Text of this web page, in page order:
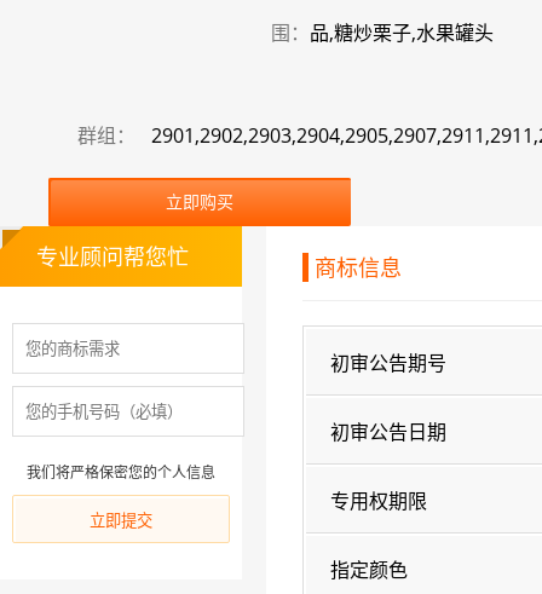
围： 品,糖炒栗子,水果罐头
群组：
立即购买
商标信息
初审公告期号
初审公告日期
专用权期限
指定颜色
专业顾问帮您忙
我们将严格保密您的个人信息